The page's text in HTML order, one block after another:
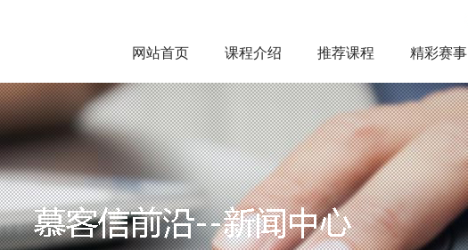
网站首页 课程介绍 推荐课程 精彩赛事